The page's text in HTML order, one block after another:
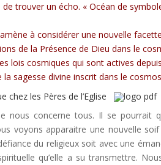
de trouver un écho. « Océan de
à considérer une nouvelle
de la Présence de Dieu dans le
lois cosmiques qui sont actives
la sagesse divine inscrit dans le
chez les Pères de l’Eglise
nous concerne tous. Il se pourrait
voyons apparaitre une nouvelle
du religieux soit avec une
qu’elle a su transmettre.